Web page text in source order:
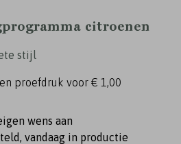
citroenen
stijl
proefdruk voor € 1,00
wens aan
vandaag in productie